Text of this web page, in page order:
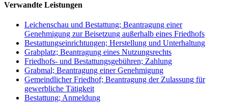
Verwandte Leistungen
Leichenschau und Bestattung; Beantragung einer
Genehmigung zur Beisetzung außerhalb eines Friedhofs
Bestattungseinrichtungen; Herstellung und Unterhaltung
Grabplatz; Beantragung eines Nutzungsrechts
Friedhofs- und Bestattungsgebühren; Zahlung
Grabmal; Beantragung einer Genehmigung
Gemeindlicher Friedhof; Beantragung der Zulassung für
gewerbliche Tätigkeit
Bestattung; Anmeldung